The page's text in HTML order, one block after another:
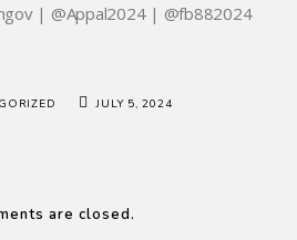
| @Appal2024 | @fb882024
JULY 5, 2024
are closed.